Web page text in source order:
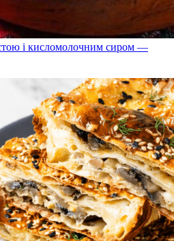
і кисломолочним сиром —